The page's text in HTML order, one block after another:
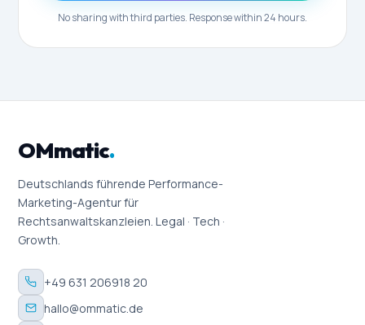
No sharing with third parties. Response within 24 hours.
OMmatic.
Deutschlands führende Performance-
Marketing-Agentur für
Rechtsanwaltskanzleien. Legal · Tech ·
Growth.
+49 631 206918 20
hallo@ommatic.de